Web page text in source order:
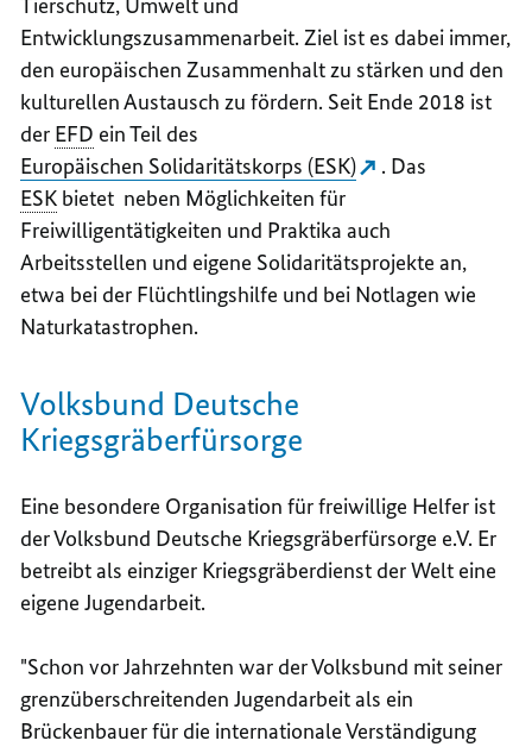
Tierschutz, Umwelt und
Entwicklungszusammenarbeit. Ziel ist es dabei immer,
den europäischen Zusammenhalt zu stärken und den
kulturellen Austausch zu fördern. Seit Ende 2018 ist
der EFD ein Teil des
Europäischen Solidaritätskorps (ESK)
. Das
ESK bietet neben Möglichkeiten für
Freiwilligentätigkeiten und Praktika auch
Arbeitsstellen und eigene Solidaritätsprojekte an,
etwa bei der Flüchtlingshilfe und bei Notlagen wie
Naturkatastrophen.
Volksbund Deutsche
Kriegsgräberfürsorge
Eine besondere Organisation für freiwillige Helfer ist
der Volksbund Deutsche Kriegsgräberfürsorge e.V. Er
betreibt als einziger Kriegsgräberdienst der Welt eine
eigene Jugendarbeit.
"Schon vor Jahrzehnten war der Volksbund mit seiner
grenzüberschreitenden Jugendarbeit als ein
Brückenbauer für die internationale Verständigung